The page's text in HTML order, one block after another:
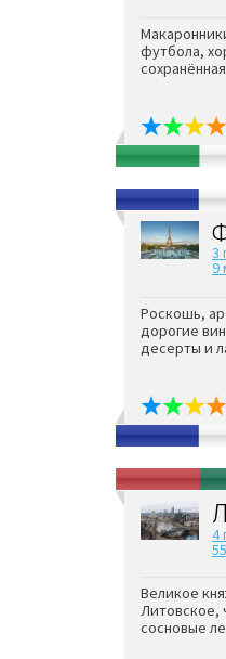
футбола,
3
9
Роскошь,
дорогие
десерты и
4
Великое
Литовское,
сосновые